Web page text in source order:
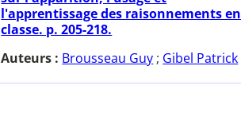
l'apprentissage des raisonnements en
classe. p. 205-218.
Auteurs : Brousseau Guy ; Gibel Patrick